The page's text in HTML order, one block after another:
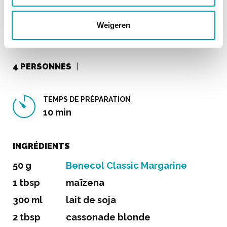
Weigeren
8 g de la dose quotidienne recommandée
de 1,5 à 3 g d’esters de stanols végétaux.
4 PERSONNES
TEMPS DE PRÉPARATION
10 min
INGRÉDIENTS
50 g
Benecol Classic Margarine
1 tbsp
maïzena
300 ml
lait de soja
2 tbsp
cassonade blonde